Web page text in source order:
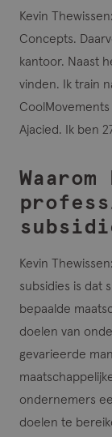
Kevin Thewissen
Concepts.
kantoor. Naast
vinden. Ik train
Ajacied. Ik ben
Kevin Thewissen
subsidies is dat
bepaalde
doelen van
gevarieerde
ondernemers
doelen te